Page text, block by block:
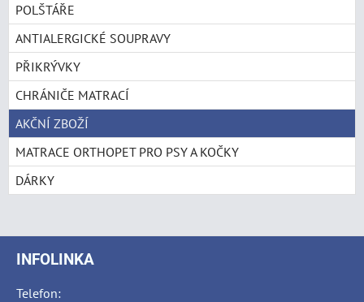
POLŠTÁŘE
ANTIALERGICKÉ SOUPRAVY
PŘIKRÝVKY
CHRÁNIČE MATRACÍ
AKČNÍ ZBOŽÍ
MATRACE ORTHOPET PRO PSY A KOČKY
DÁRKY
INFOLINKA
Telefon: